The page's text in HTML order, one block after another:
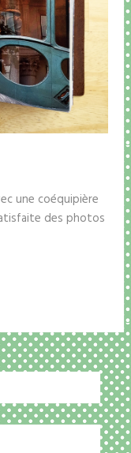
une coéquipière
des photos